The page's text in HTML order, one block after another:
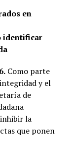
Protección
en las
que puedan
de
en
identificar
Como parte
y el
de
la
que ponen